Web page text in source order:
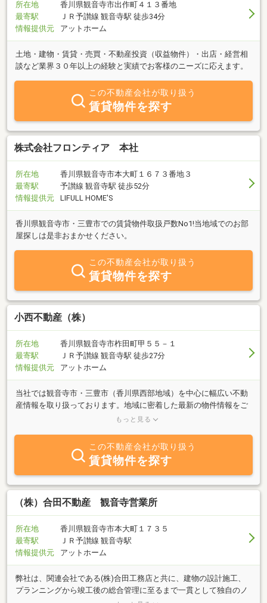
所在地
香川県観音寺市出作町４１３番地
最寄駅
ＪＲ予讃線 観音寺駅 徒歩34分
情報提供元
アットホーム
土地・建物・賃貸・売買・不動産投資（収益物件）・出店・経営相
談など業界３０年以上の経験と実績でお客様のニーズに応えます。
この不動産会社が取り扱う
賃貸物件を探す
株式会社フロンティア 本社
所在地
香川県観音寺市本大町１６７３番地３
最寄駅
予讃線 観音寺駅 徒歩52分
情報提供元
LIFULL HOME'S
香川県観音寺市・三豊市での賃貸物件取扱戸数No1!当地域でのお部
屋探しは是非おまかせください。
この不動産会社が取り扱う
賃貸物件を探す
小西不動産（株）
所在地
香川県観音寺市柞田町甲５５－１
最寄駅
ＪＲ予讃線 観音寺駅 徒歩27分
情報提供元
アットホーム
当社では観音寺市・三豊市（香川県西部地域）を中心に幅広い不動
産情報を取り扱っております。地域に密着した最新の物件情報をご
提供致しておりますのでお気軽にお問い合せ下さい。◆事業内容
中古一戸建、中古マンション、事務所、店舗●その他：不動産コン
サルティング業務、相続関係業務、実家じまい、家財整理処分等
もっと見る
この不動産会社が取り扱う
賃貸物件を探す
（株）合田不動産 観音寺営業所
所在地
香川県観音寺市本大町１７３５
最寄駅
ＪＲ予讃線 観音寺駅
情報提供元
アットホーム
弊社は、関連会社である(株)合田工務店と共に、建物の設計施工、
プランニングから竣工後の総合管理に至るまで一貫として独自のノ